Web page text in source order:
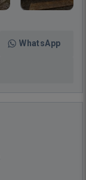
WhatsApp